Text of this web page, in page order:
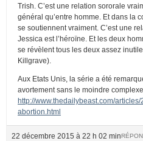
Trish. C’est une relation sororale
général qu’entre homme. Et dans la
se soutiennent vraiment. C’est une
Jessica est l’héroïne. Et les deux
se révèlent tous les deux assez
Killgrave).
Aux Etats Unis, la série a été
avortement sans le moindre
http://www.thedailybeast.com/
abortion.html
22 décembre 2015 à 22 h 02 min